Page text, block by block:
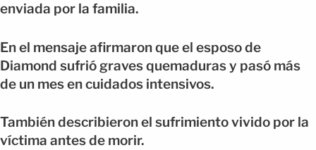
enviada por la familia.
En el mensaje afirmaron que el esposo de
Diamond sufrió graves quemaduras y pasó más
de un mes en cuidados intensivos.
También describieron el sufrimiento vivido por la
víctima antes de morir.